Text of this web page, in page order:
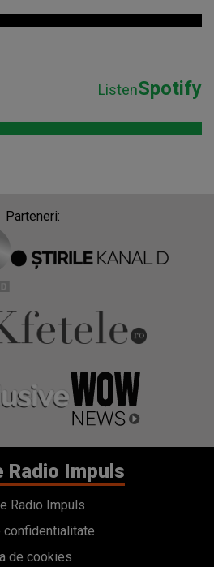
ListenSpotify
Parteneri:
Radio Impuls
Radio Impuls
confidentialitate
de cookies